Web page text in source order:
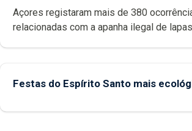
Açores registaram mais de 380 ocorrências e mais de
relacionadas com a apanha ilegal de lapas entre
Festas do Espírito Santo mais